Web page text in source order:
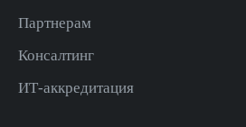
Партнерам
Консалтинг
ИТ-аккредитация